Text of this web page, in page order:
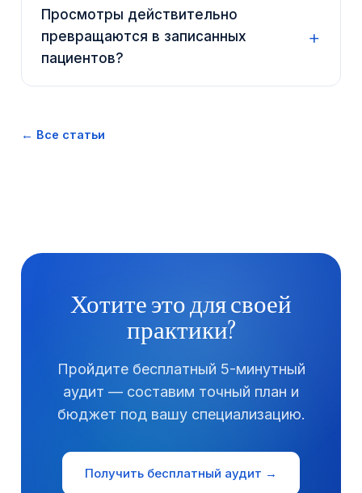
Просмотры действительно
превращаются в записанных
пациентов?
← Все статьи
Хотите это для своей
практики?
Пройдите бесплатный 5-минутный
аудит — составим точный план и
бюджет под вашу специализацию.
Получить бесплатный аудит →